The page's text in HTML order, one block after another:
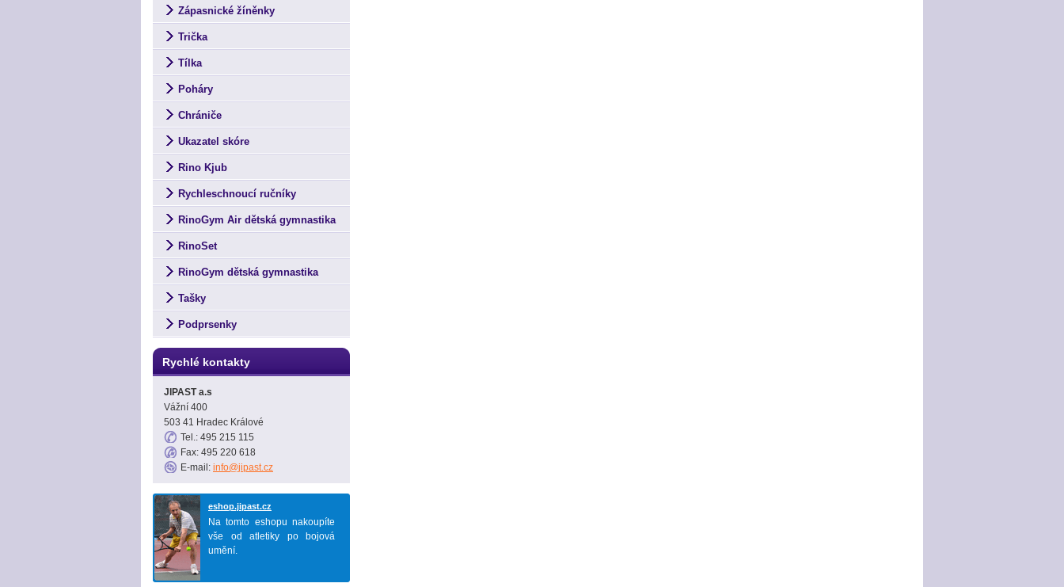
Zápasnické žíněnky
Trička
Tílka
Poháry
Chrániče
Ukazatel skóre
Rino Kjub
Rychleschnoucí ručníky
RinoGym Air dětská gymnastika
RinoSet
RinoGym dětská gymnastika
Tašky
Podprsenky
Rychlé kontakty
JIPAST a.s
Vážní 400
503 41 Hradec Králové
Tel.: 495 215 115
Fax: 495 220 618
E-mail: info@jipast.cz
eshop.jipast.cz
Na tomto eshopu nakoupíte
vše od atletiky po bojová
umění.